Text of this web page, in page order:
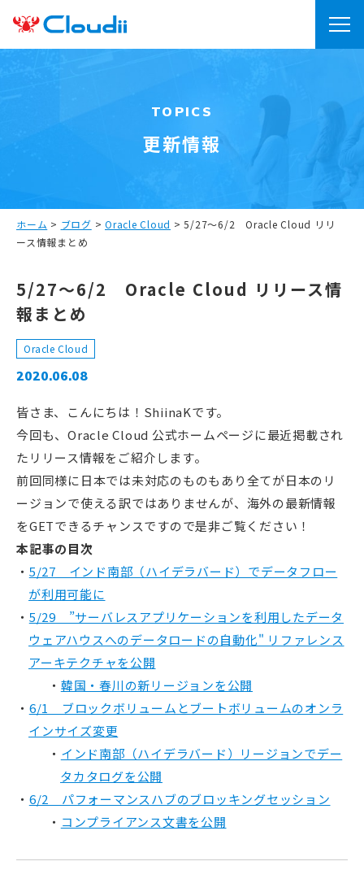
TOPICS
更新情報
ホーム > ブログ > Oracle Cloud >5/27～6/2 Oracle Cloud リリ
ース情報まとめ
5/27～6/2 Oracle Cloud リリース情
報まとめ
Oracle Cloud
2020.06.08
皆さま、こんにちは！ShiinaKです。
今回も、Oracle Cloud 公式ホームページに最近掲載され
たリリース情報をご紹介します。
前回同様に日本では未対応のものもあり全てが日本のリ
ージョンで使える訳ではありませんが、海外の最新情報
をGETできるチャンスですので是非ご覧ください！
本記事の目次
5/27 インド南部（ハイデラバード）でデータフロー
が利用可能に
5/29 ”サーバレスアプリケーションを利用したデータ
ウェアハウスへのデータロードの自動化" リファレンス
アーキテクチャを公開
韓国・春川の新リージョンを公開
6/1 ブロックボリュームとブートボリュームのオンラ
インサイズ変更
インド南部（ハイデラバード）リージョンでデー
タカタログを公開
6/2 パフォーマンスハブのブロッキングセッション
コンプライアンス文書を公開